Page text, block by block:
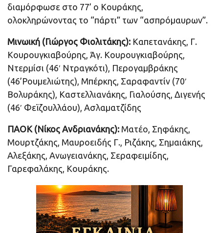
διαμόρφωσε στο 77’ ο Koυράκης,
ολοκληρώνοντας το “πάρτι” των “ασπρόμαυρων”.
Μινωική (Γιώργος Φιολιτάκης): Καπετανάκης, Γ.
Κουρουγκιαβούρης, Άγ. Κουρουγκιαβούρης,
Ντερμίσι (46′ Ντραγκότι), Περογαμβράκης
(46’Ρουμελιώτης), Μπέρκης, Σαραφαντίν (70′
Βολυράκης), Καστελλιανάκης, Γιαλούσης, Διγενής
(46′ Φεϊζουλλάου), Ασλαματζίδης
ΠΑΟΚ (Νίκος Ανδριανάκης): Ματέο, Σηφάκης,
Μουρτζάκης, Μαυροειδής Γ., Ριζάκης, Σημαιάκης,
Αλεξάκης, Ανωγειανάκης, Σεραφειμίδης,
Γαρεφαλάκης, Κουράκης.